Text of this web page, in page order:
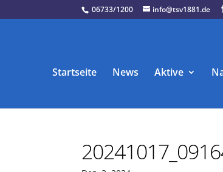
06733/1200 info@tsv1881.de
Startseite News Aktive